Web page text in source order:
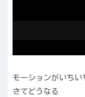
モーションがいちい
さてどうなる